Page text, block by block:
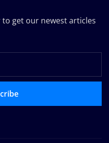
get our newest articles